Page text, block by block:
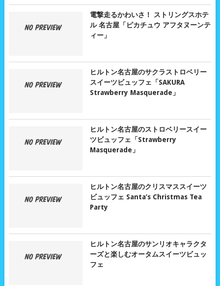
電撃走るかわいさ！ ストリングスホテ
ル 名古屋「ピカチュウ アフタヌーンテ
ィー」
ヒルトン名古屋のサクラストロベリー
スイーツビュッフェ「SAKURA
Strawberry Masquerade」
ヒルトン名古屋のストロベリースイー
ツビュッフェ「Strawberry
Masquerade」
ヒルトン名古屋のクリスマススイーツ
ビュッフェ Santa’s Christmas Tea
Party
ヒルトン名古屋のサンリオキャラクタ
ーズと楽しむオータムスイーツビュッ
フェ